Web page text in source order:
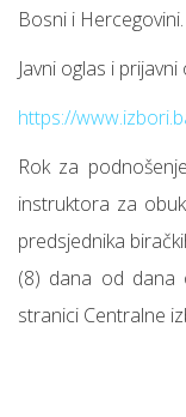
Bosni i Hercegovini.
Javni oglas i
https://
Rok za
instruktora za
predsjednika
(8) dana od dana
stranici Centralne